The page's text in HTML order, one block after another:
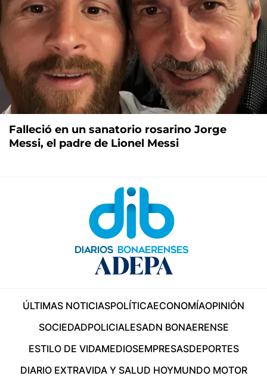
Falleció en un sanatorio rosarino Jorge
Messi, el padre de Lionel Messi
ÚLTIMAS NOTICIASPOLÍTICAECONOMÍAOPINIÓN
SOCIEDADPOLICIALESADN BONAERENSE
ESTILO DE VIDAMEDIOSEMPRESASDEPORTES
DIARIO EXTRAVIDA Y SALUD HOYMUNDO MOTOR